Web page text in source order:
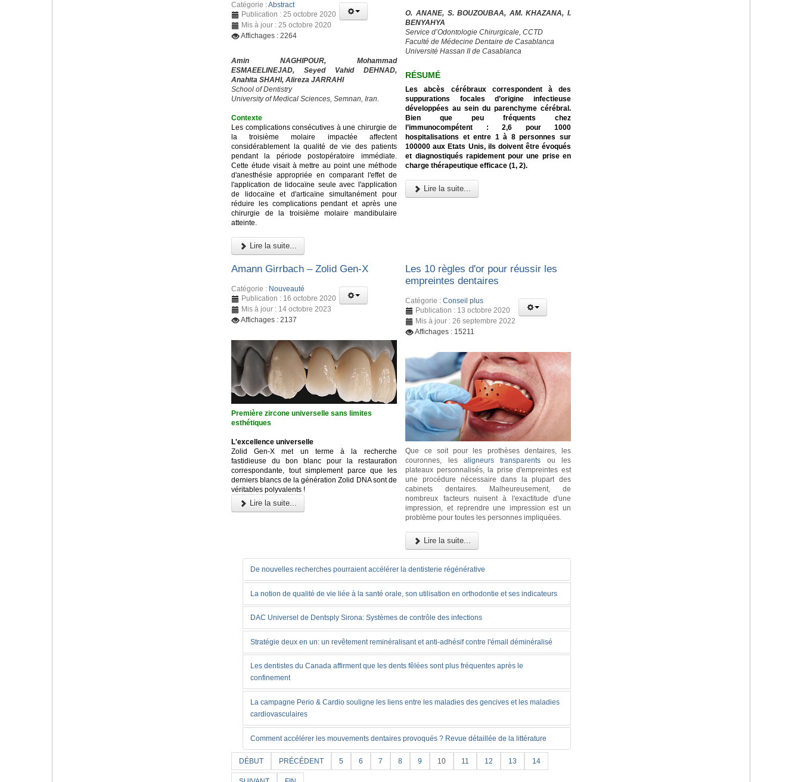
Catégorie :Abstract
Publication : 25 octobre 2020
Mis à jour : 25 octobre 2020
Affichages : 2264
Amin NAGHIPOUR, Mohammad
ESMAEELINEJAD, Seyed Vahid DEHNAD,
Anahita SHAHI, Alireza JARRAHI
School of Dentistry
University of Medical Sciences, Semnan, Iran.
Contexte
Les complications consécutives à une chirurgie de
la troisième molaire impactée affectent
considérablement la qualité de vie des patients
pendant la période postopératoire immédiate.
Cette étude visait à mettre au point une méthode
d'anesthésie appropriée en comparant l'effet de
l'application de lidocaïne seule avec l'application
de lidocaïne et d'articaïne simultanément pour
réduire les complications pendant et après une
chirurgie de la troisième molaire mandibulaire
atteinte.
Lire la suite...
O. ANANE, S. BOUZOUBAA, AM. KHAZANA, I.
BENYAHYA
Service d’Odontologie Chirurgicale, CCTD
Faculté de Médecine Dentaire de Casablanca
Université Hassan II de Casablanca
RÉSUMÉ
Les abcès cérébraux correspondent à des
suppurations focales d’origine infectieuse
développées au sein du parenchyme cérébral.
Bien que peu fréquents chez
l’immunocompétent : 2,6 pour 1000
hospitalisations et entre 1 à 8 personnes sur
100000 aux Etats Unis, ils doivent être évoqués
et diagnostiqués rapidement pour une prise en
charge thérapeutique efficace (1, 2).
Lire la suite...
Amann Girrbach – Zolid Gen-X
Catégorie : Nouveauté
Publication : 16 octobre 2020
Mis à jour : 14 octobre 2023
Affichages : 2137
Première zircone universelle sans limites
esthétiques
L'excellence universelle
Zolid Gen-X met un terme à la recherche
fastidieuse du bon blanc pour la restauration
correspondante, tout simplement parce que les
derniers blancs de la génération Zolid DNA sont de
véritables polyvalents !
Lire la suite...
Les 10 règles d'or pour réussir les
empreintes dentaires
Catégorie :Conseil plus
Publication : 13 octobre 2020
Mis à jour : 26 septembre 2022
Affichages : 15211
Que ce soit pour les prothèses dentaires, les
couronnes, les aligneurs transparents ou les
plateaux personnalisés, la prise d'empreintes est
une procédure nécessaire dans la plupart des
cabinets dentaires. Malheureusement, de
nombreux facteurs nuisent à l'exactitude d'une
impression, et reprendre une impression est un
problème pour toutes les personnes impliquées.
Lire la suite...
De nouvelles recherches pourraient accélérer la dentisterie régénérative
La notion de qualité de vie liée à la santé orale, son utilisation en orthodontie et ses indicateurs
DAC Universel de Dentsply Sirona: Systèmes de contrôle des infections
Stratégie deux en un: un revêtement reminéralisant et anti-adhésif contre l'émail déminéralisé
Les dentistes du Canada affirment que les dents fêlées sont plus fréquentes après le
confinement
La campagne Perio & Cardio souligne les liens entre les maladies des gencives et les maladies
cardiovasculaires
Comment accélérer les mouvements dentaires provoqués ? Revue détaillée de la littérature
DÉBUT PRÉCÉDENT 5 6 7 8 9 10 11 12 13 14